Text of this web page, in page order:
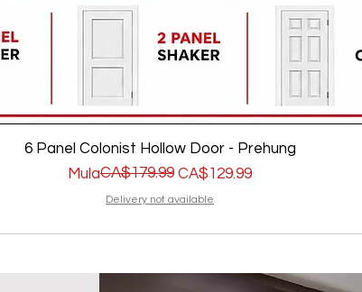
6 Panel Colonist Hollow Door - Prehung
Mula
Regular na Presyo
CA$179.99 CA$129.99
Sale Price
Delivery not available